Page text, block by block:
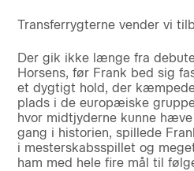
Transferrygterne vender vi
Der gik ikke længe fra
Horsens, før Frank bed sig
et dygtigt hold, der
plads i de europæiske
hvor midtjyderne kunne
gang i historien, spillede
i mesterskabsspillet og
ham med hele fire mål til